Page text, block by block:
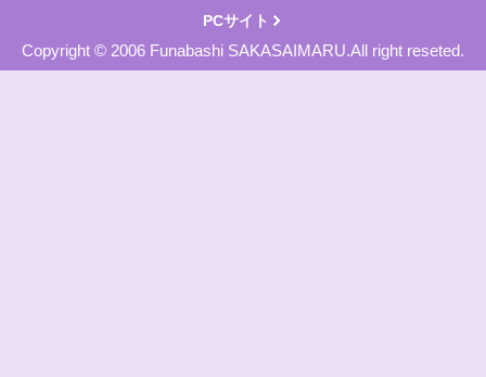
PCサイト
Copyright © 2006 Funabashi SAKASAIMARU.All right reseted.